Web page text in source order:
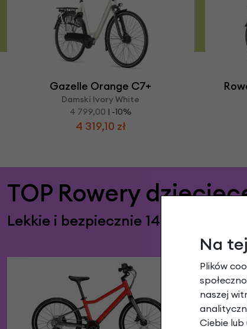
Gazelle Orange C7+
Damski Ivory White
4 799,00 | -10%
4 319,10 zł
TOP Rowery
Lekkie i bezpiecznie 14"-26"
Na
Plików
naszej
Ciebie lub